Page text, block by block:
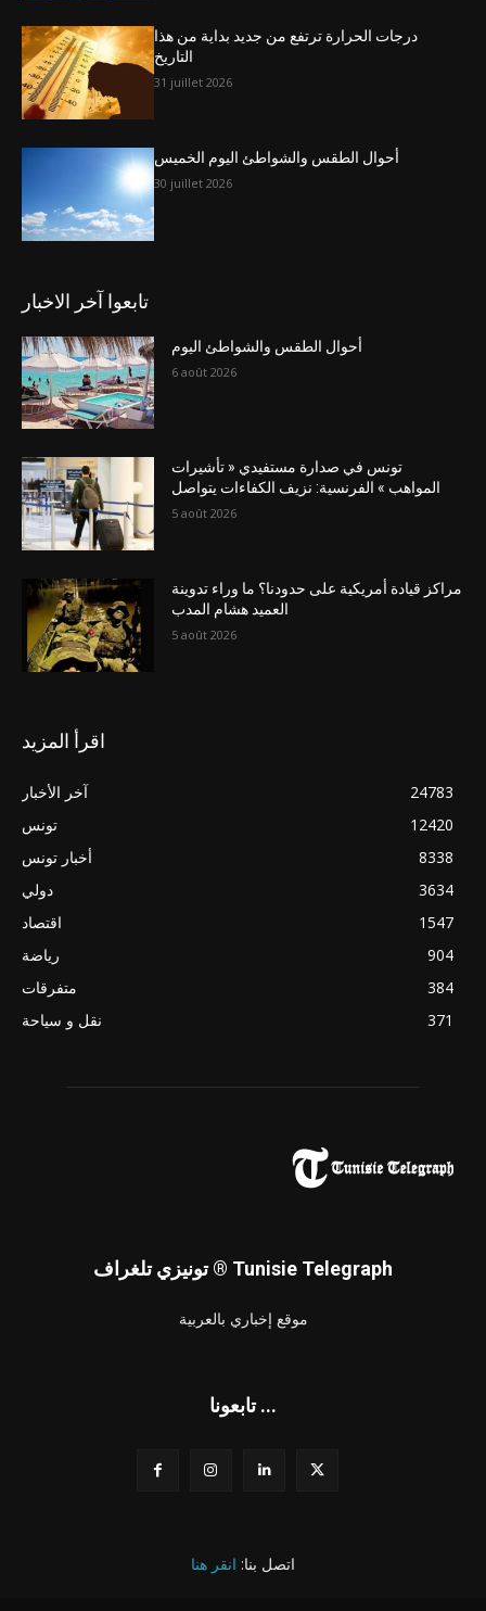
درجات الحرارة ترتفع من جديد بداية من هذا
التاريخ
31 juillet 2026
أحوال الطقس والشواطئ اليوم الخميس
30 juillet 2026
تابعوا آخر الاخبار
أحوال الطقس والشواطئ اليوم
6 août 2026
تونس في صدارة مستفيدي « تأشيرات
المواهب » الفرنسية: نزيف الكفاءات يتواصل
5 août 2026
مراكز قيادة أمريكية على حدودنا؟ ما وراء تدوينة
العميد هشام المدب
5 août 2026
اقرأ المزيد
آخر الأخبار
24783
تونس
12420
أخبار تونس
8338
دولي
3634
اقتصاد
1547
رياضة
904
متفرقات
384
نقل و سياحة
371
تونيزي تلغراف ® Tunisie Telegraph
موقع إخباري بالعربية
تابعونا ...
اتصل بنا: انقر هنا